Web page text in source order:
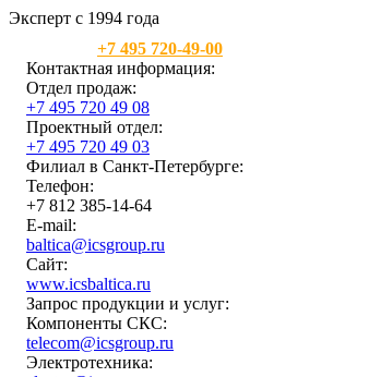
Эксперт с 1994 года
+7 495 720-49-00
Контактная информация:
Отдел продаж:
+7 495 720 49 08
Проектный отдел:
+7 495 720 49 03
Филиал в Санкт-Петербурге:
Телефон:
+7 812 385-14-64
E-mail:
baltica@icsgroup.ru
Сайт:
www.icsbaltica.ru
Запрос продукции и услуг:
Компоненты СКС:
telecom@icsgroup.ru
Электротехника: